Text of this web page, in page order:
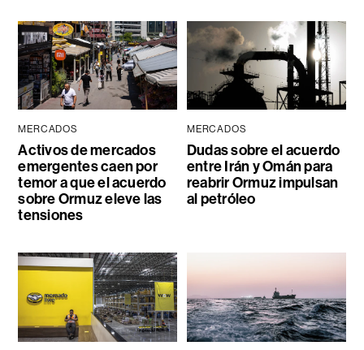
MERCADOS
Activos de mercados
emergentes caen por
temor a que el acuerdo
sobre Ormuz eleve las
tensiones
MERCADOS
Dudas sobre el acuerdo
entre Irán y Omán para
reabrir Ormuz impulsan
al petróleo